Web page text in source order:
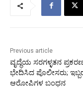
Previous article
ವೃದ್ಧೆಯ ಸರಗಳ್ಳತನ
ಭೇದಿಸಿದ ಪೊಲೀಸರು;
ಆರೋಪಿಗಳ ಬಂಧನ